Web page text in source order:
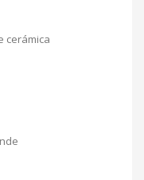
cerámica